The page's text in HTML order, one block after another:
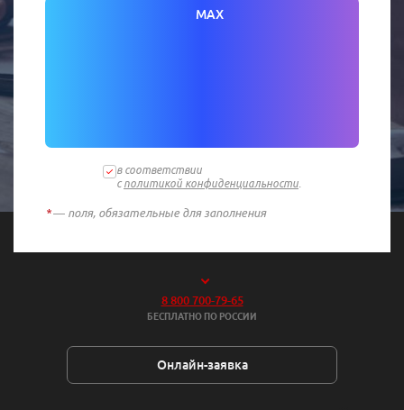
MAX
в соответствии
с политикой конфиденциальности
*— поля, обязательные для заполнения
8 800 700-79-65
БЕСПЛАТНО ПО РОССИИ
Онлайн-заявка